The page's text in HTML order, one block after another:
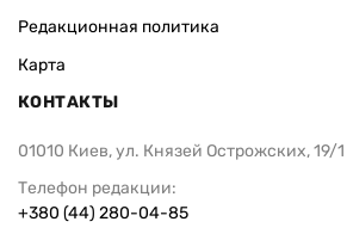
Редакционная политика
Карта
КОНТАКТЫ
01010 Киев, ул. Князей Острожских, 19/1
Телефон редакции:
+380 (44) 280-04-85